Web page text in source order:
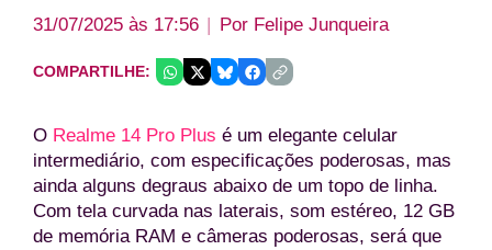
31/07/2025 às 17:56 Por Felipe Junqueira
COMPARTILHE:
O Realme 14 Pro Plus é um elegante celular
intermediário, com especificações poderosas, mas
ainda alguns degraus abaixo de um topo de linha.
Com tela curvada nas laterais, som estéreo, 12 GB
de memória RAM e câmeras poderosas, será que